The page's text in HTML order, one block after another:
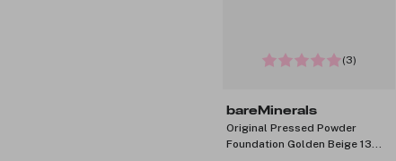
(3)
bareMinerals
Original Pressed Powder
Foundation Golden Beige 13